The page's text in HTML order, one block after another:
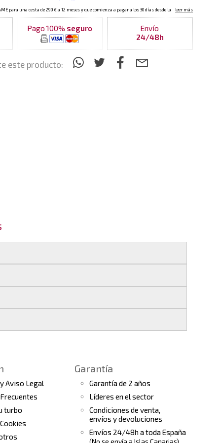
Pago 100% seguro
Envío
24/48h
este producto:
finales.
continuación).
condiciones generalespara más
del pedido para que puedas
Aviso Legal
turbo
Garantía
Garantía de 2 años
Líderes en el sector
Condiciones de venta,
envíos y devoluciones
Envíos 24/48h a toda España
(No se envía a Islas Canarias)